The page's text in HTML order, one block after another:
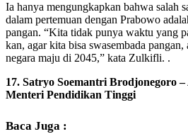
Ia hanya mengungkapkan bahwa salah
dalam pertemuan dengan Prabowo
pangan. “Kita tidak punya waktu yang
kan, agar kita bisa swasembada
negara maju di 2045,” kata Zulkifli. .
17. Satryo Soemantri Brodjonegoro
Menteri Pendidikan Tinggi
Baca Juga :